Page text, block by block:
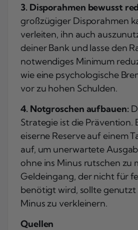
3. Disporahmen bewusst
großzügiger Disporahmen
verleiten, ihn auch
deiner Bank und lasse den
notwendiges Minimum
wie eine psychologische
vor zu hohen Schulden.
4. Notgroschen aufbauen:
Strategie ist die Prävention.
eiserne Reserve auf einem
auf, um unerwartete
ohne ins Minus rutschen zu
Geldeingang, der nicht für
benötigt wird, sollte genutzt
Minus zu verkleinern.
Quellen